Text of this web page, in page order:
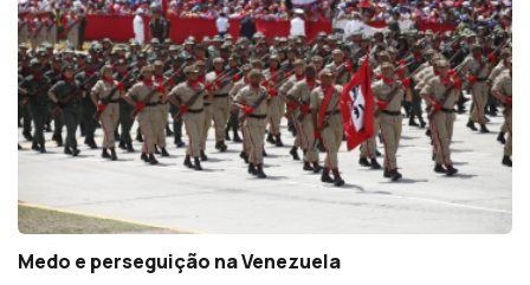
Medo e perseguição na Venezuela